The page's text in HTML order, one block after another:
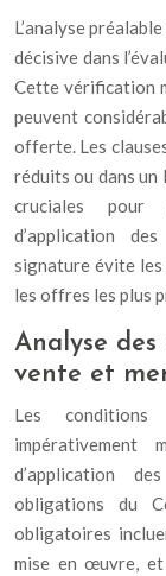
L’analyse
décisive dans
Cette vérification
peuvent
offerte. Les
réduits ou dans
cruciales pour
d’application
signature évite
les offres les plus
Analyse
vente et
Les
impérativement
d’application
obligations du
obligatoires
mise en œuvre, et